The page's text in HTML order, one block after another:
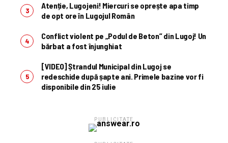
Atenție, Lugojeni! Miercuri se oprește apa timp
de opt ore în Lugojul Român
Conflict violent pe „Podul de Beton” din Lugoj! Un
bărbat a fost înjunghiat
[VIDEO] Ștrandul Municipal din Lugoj se
redeschide după șapte ani. Primele bazine vor fi
disponibile din 25 iulie
PUBLICITATE